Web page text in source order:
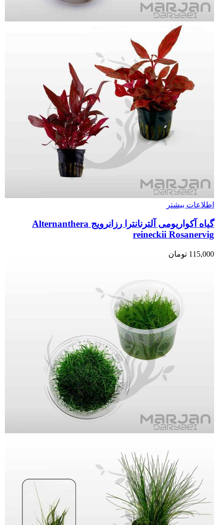
اطلاعات بیشتر
گیاه آکواریومی آلترنانترا رزانرویج Alternanthera
reineckii Rosanervig
115,000 تومان